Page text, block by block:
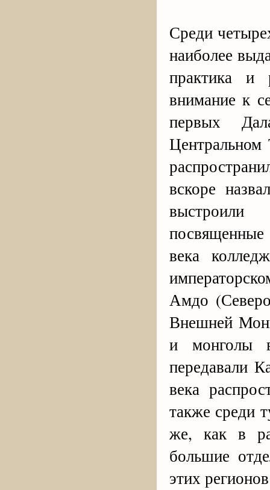
Среди
наиболее
практика и
внимание к
первых
вскоре
века
Амдо
Внешней
и монголы
передавали
века
также среди
же, как в
большие
этих